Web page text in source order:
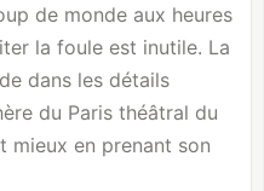
de monde aux heures
la foule est inutile. La
dans les détails
du Paris théâtral du
mieux en prenant son